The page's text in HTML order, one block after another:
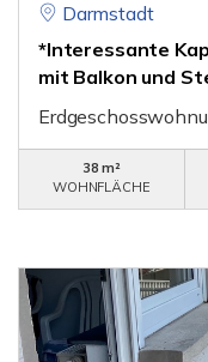
Darmstadt
*Interessante
mit Balkon und
38 m²
WOHNFLÄCHE